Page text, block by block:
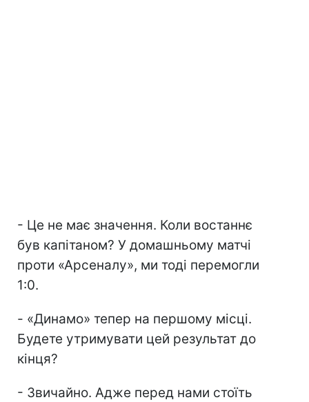
- Це не має значення. Коли востаннє
був капітаном? У домашньому матчі
проти «Арсеналу», ми тоді перемогли
1:0.
- «Динамо» тепер на першому місці.
Будете утримувати цей результат до
кінця?
- Звичайно. Адже перед нами стоїть